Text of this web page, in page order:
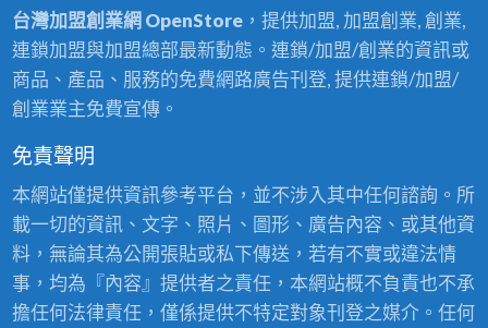
台灣加盟創業網 OpenStore，提供加盟, 加盟創業, 創業,
連鎖加盟與加盟總部最新動態。連鎖/加盟/創業的資訊或
商品、產品、服務的免費網路廣告刊登, 提供連鎖/加盟/
創業業主免費宣傳。
免責聲明
本網站僅提供資訊參考平台，並不涉入其中任何諮詢。所
載一切的資訊、文字、照片、圖形、廣告內容、或其他資
料，無論其為公開張貼或私下傳送，若有不實或違法情
事，均為『內容』提供者之責任，本網站概不負責也不承
擔任何法律責任，僅係提供不特定對象刊登之媒介。任何